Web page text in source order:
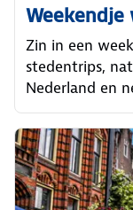
Weekendje
Zin in een
stedentrips,
Nederland en